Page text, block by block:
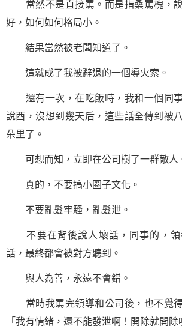
當然不是直接罵。而是指桑罵槐，說
好，如何如何格局小。
結果當然被老闆知道了。
這就成了我被辭退的一個導火索。
還有一次，在吃飯時，我和一個同事
說西，沒想到幾天后，這些話全傳到被
朵里了。
可想而知，立即在公司樹了一群敵人
真的，不要搞小圈子文化。
不要亂髮牢騷，亂髮泄。
不要在背後說人壞話，同事的，領
話，最終都會被對方聽到。
與人為善，永遠不會錯。
當時我罵完領導和公司後，也不覺得
「我有情緒，還不能發泄啊！開除就開除